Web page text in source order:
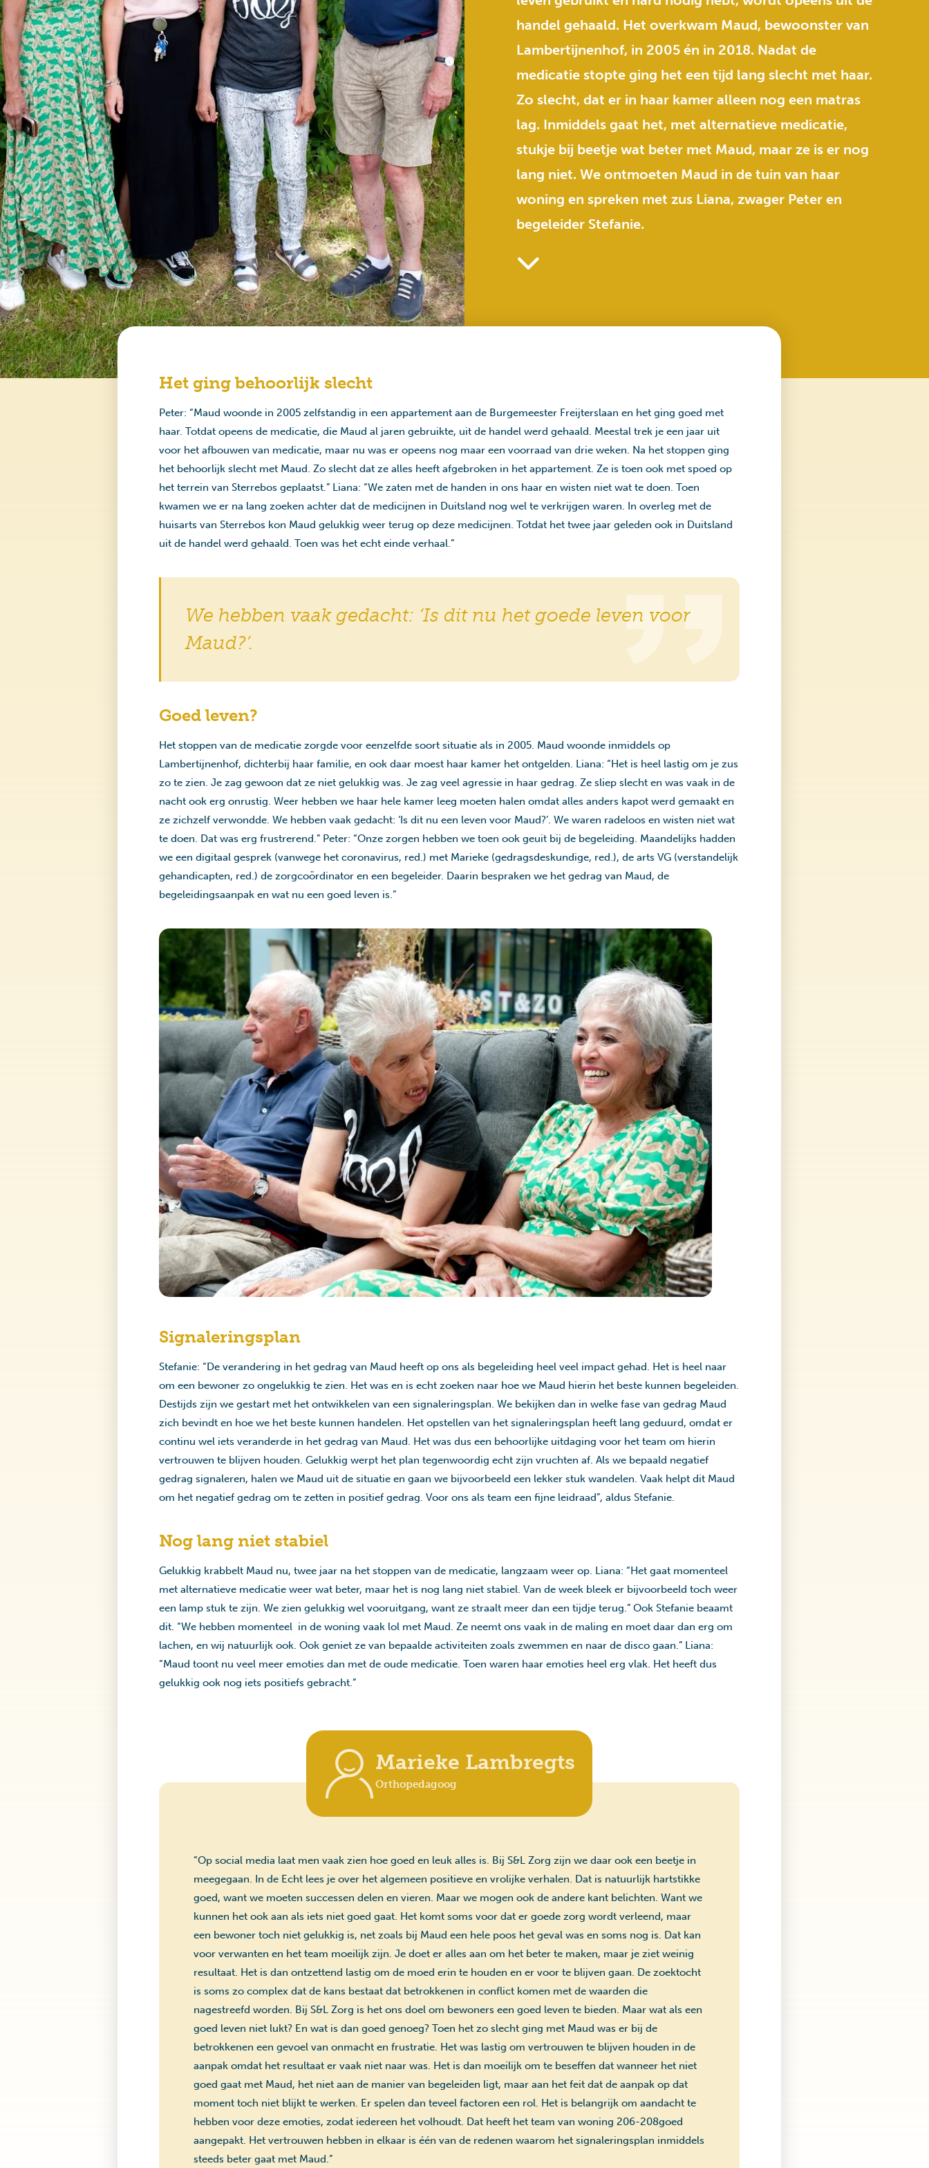
handel gehaald. Het overkwam Maud, bewoonster van
Lambertijnenhof, in 2005 én in 2018. Nadat de
medicatie stopte ging het een tijd lang slecht met haar.
Zo slecht, dat er in haar kamer alleen nog een matras
lag. Inmiddels gaat het, met alternatieve medicatie,
stukje bij beetje wat beter met Maud, maar ze is er nog
lang niet. We ontmoeten Maud in de tuin van haar
woning en spreken met zus Liana, zwager Peter en
begeleider Stefanie.
Het ging behoorlijk slecht
Peter: “Maud woonde in 2005 zelfstandig in een appartement aan de Burgemeester Freijterslaan en het ging goed met
haar. Totdat opeens de medicatie, die Maud al jaren gebruikte, uit de handel werd gehaald. Meestal trek je een jaar uit
voor het afbouwen van medicatie, maar nu was er opeens nog maar een voorraad van drie weken. Na het stoppen ging
het behoorlijk slecht met Maud. Zo slecht dat ze alles heeft afgebroken in het appartement. Ze is toen ook met spoed op
het terrein van Sterrebos geplaatst.” Liana: “We zaten met de handen in ons haar en wisten niet wat te doen. Toen
kwamen we er na lang zoeken achter dat de medicijnen in Duitsland nog wel te verkrijgen waren. In overleg met de
huisarts van Sterrebos kon Maud gelukkig weer terug op deze medicijnen. Totdat het twee jaar geleden ook in Duitsland
uit de handel werd gehaald. Toen was het echt einde verhaal.”
We hebben vaak gedacht: ‘Is dit nu het goede leven voor
Maud?’.
Goed leven?
Het stoppen van de medicatie zorgde voor eenzelfde soort situatie als in 2005. Maud woonde inmiddels op
Lambertijnenhof, dichterbij haar familie, en ook daar moest haar kamer het ontgelden. Liana: “Het is heel lastig om je zus
zo te zien. Je zag gewoon dat ze niet gelukkig was. Je zag veel agressie in haar gedrag. Ze sliep slecht en was vaak in de
nacht ook erg onrustig. Weer hebben we haar hele kamer leeg moeten halen omdat alles anders kapot werd gemaakt en
ze zichzelf verwondde. We hebben vaak gedacht: ‘Is dit nu een leven voor Maud?’. We waren radeloos en wisten niet wat
te doen. Dat was erg frustrerend.” Peter: “Onze zorgen hebben we toen ook geuit bij de begeleiding. Maandelijks hadden
we een digitaal gesprek (vanwege het coronavirus, red.) met Marieke (gedragsdeskundige, red.), de arts VG (verstandelijk
gehandicapten, red.) de zorgcoördinator en een begeleider. Daarin bespraken we het gedrag van Maud, de
begeleidingsaanpak en wat nu een goed leven is.”
Signaleringsplan
Stefanie: “De verandering in het gedrag van Maud heeft op ons als begeleiding heel veel impact gehad. Het is heel naar
om een bewoner zo ongelukkig te zien. Het was en is echt zoeken naar hoe we Maud hierin het beste kunnen begeleiden.
Destijds zijn we gestart met het ontwikkelen van een signaleringsplan. We bekijken dan in welke fase van gedrag Maud
zich bevindt en hoe we het beste kunnen handelen. Het opstellen van het signaleringsplan heeft lang geduurd, omdat er
continu wel iets veranderde in het gedrag van Maud. Het was dus een behoorlijke uitdaging voor het team om hierin
vertrouwen te blijven houden. Gelukkig werpt het plan tegenwoordig echt zijn vruchten af. Als we bepaald negatief
gedrag signaleren, halen we Maud uit de situatie en gaan we bijvoorbeeld een lekker stuk wandelen. Vaak helpt dit Maud
om het negatief gedrag om te zetten in positief gedrag. Voor ons als team een fijne leidraad”, aldus Stefanie.
Nog lang niet stabiel
Gelukkig krabbelt Maud nu, twee jaar na het stoppen van de medicatie, langzaam weer op. Liana: “Het gaat momenteel
met alternatieve medicatie weer wat beter, maar het is nog lang niet stabiel. Van de week bleek er bijvoorbeeld toch weer
een lamp stuk te zijn. We zien gelukkig wel vooruitgang, want ze straalt meer dan een tijdje terug.” Ook Stefanie beaamt
dit. “We hebben momenteel in de woning vaak lol met Maud. Ze neemt ons vaak in de maling en moet daar dan erg om
lachen, en wij natuurlijk ook. Ook geniet ze van bepaalde activiteiten zoals zwemmen en naar de disco gaan.” Liana:
“Maud toont nu veel meer emoties dan met de oude medicatie. Toen waren haar emoties heel erg vlak. Het heeft dus
gelukkig ook nog iets positiefs gebracht.”
Marieke Lambregts
Orthopedagoog
“Op social media laat men vaak zien hoe goed en leuk alles is. Bij S&L Zorg zijn we daar ook een beetje in
meegegaan. In de Echt lees je over het algemeen positieve en vrolijke verhalen. Dat is natuurlijk hartstikke
goed, want we moeten successen delen en vieren. Maar we mogen ook de andere kant belichten. Want we
kunnen het ook aan als iets niet goed gaat. Het komt soms voor dat er goede zorg wordt verleend, maar
een bewoner toch niet gelukkig is, net zoals bij Maud een hele poos het geval was en soms nog is. Dat kan
voor verwanten en het team moeilijk zijn. Je doet er alles aan om het beter te maken, maar je ziet weinig
resultaat. Het is dan ontzettend lastig om de moed erin te houden en er voor te blijven gaan. De zoektocht
is soms zo complex dat de kans bestaat dat betrokkenen in conflict komen met de waarden die
nagestreefd worden. Bij S&L Zorg is het ons doel om bewoners een goed leven te bieden. Maar wat als een
goed leven niet lukt? En wat is dan goed genoeg? Toen het zo slecht ging met Maud was er bij de
betrokkenen een gevoel van onmacht en frustratie. Het was lastig om vertrouwen te blijven houden in de
aanpak omdat het resultaat er vaak niet naar was. Het is dan moeilijk om te beseffen dat wanneer het niet
goed gaat met Maud, het niet aan de manier van begeleiden ligt, maar aan het feit dat de aanpak op dat
moment toch niet blijkt te werken. Er spelen dan teveel factoren een rol. Het is belangrijk om aandacht te
hebben voor deze emoties, zodat iedereen het volhoudt. Dat heeft het team van woning 206-208goed
aangepakt. Het vertrouwen hebben in elkaar is één van de redenen waarom het signaleringsplan inmiddels
steeds beter gaat met Maud.”